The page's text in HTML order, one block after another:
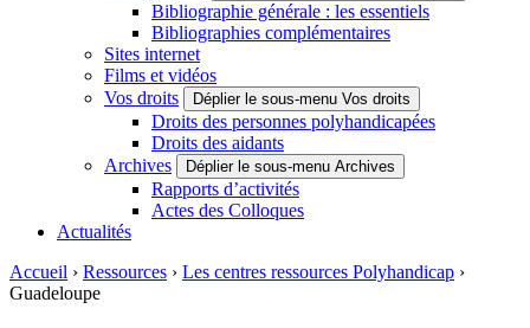
Bibliographie générale : les essentiels
Bibliographies complémentaires
Sites internet
Films et vidéos
Vos droits
Déplier le sous-menu Vos droits
Droits des personnes polyhandicapées
Droits des aidants
Archives
Déplier le sous-menu Archives
Rapports d’activités
Actes des Colloques
Actualités
Accueil › Ressources › Les centres ressources Polyhandicap ›
Guadeloupe